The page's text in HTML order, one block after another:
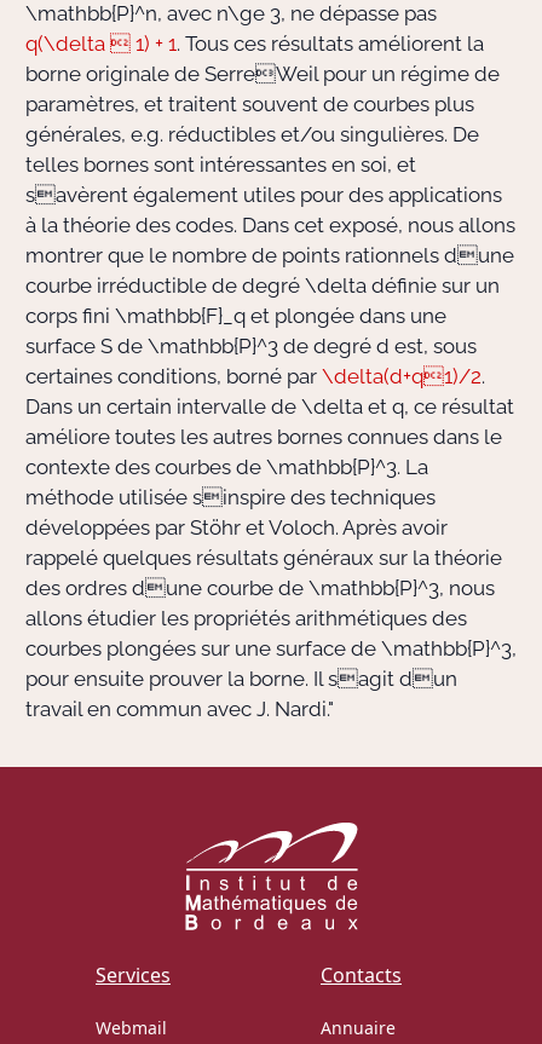
\mathbb{P}^n, avec n\ge 3, ne dépasse pas
q(\delta  1) + 1. Tous ces résultats améliorent la
borne originale de SerreWeil pour un régime de
paramètres, et traitent souvent de courbes plus
générales, e.g. réductibles et/ou singulières. De
telles bornes sont intéressantes en soi, et
savèrent également utiles pour des applications
à la théorie des codes. Dans cet exposé, nous allons
montrer que le nombre de points rationnels dune
courbe irréductible de degré \delta définie sur un
corps fini \mathbb{F}_q et plongée dans une
surface S de \mathbb{P}^3 de degré d est, sous
certaines conditions, borné par \delta(d+q1)/2.
Dans un certain intervalle de \delta et q, ce résultat
améliore toutes les autres bornes connues dans le
contexte des courbes de \mathbb{P}^3. La
méthode utilisée sinspire des techniques
développées par Stöhr et Voloch. Après avoir
rappelé quelques résultats généraux sur la théorie
des ordres dune courbe de \mathbb{P}^3, nous
allons étudier les propriétés arithmétiques des
courbes plongées sur une surface de \mathbb{P}^3,
pour ensuite prouver la borne. Il sagit dun
travail en commun avec J. Nardi."
Services
Webmail
Contacts
Annuaire